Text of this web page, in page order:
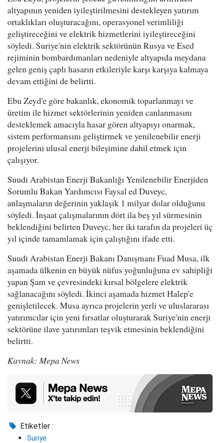
altyapının yeniden iyileştirilmesini destekleyen yatırım
ortaklıkları oluşturacağını, operasyonel verimliliği
geliştireceğini ve elektrik hizmetlerini iyileştireceğini
söyledi. Suriye'nin elektrik sektörünün Rusya ve Esed
rejiminin bombardımanları nedeniyle altyapıda meydana
gelen geniş çaplı hasarın etkileriyle karşı karşıya kalmaya
devam ettiğini de belirtti.
Ebu Zeyd'e göre bakanlık, ekonomik toparlanmayı ve
üretim ile hizmet sektörlerinin yeniden canlanmasını
desteklemek amacıyla hasar gören altyapıyı onarmak,
sistem performansını geliştirmek ve yenilenebilir enerji
projelerini ulusal enerji bileşimine dahil etmek için
çalışıyor.
Suudi Arabistan Enerji Bakanlığı Yenilenebilir Enerjiden
Sorumlu Bakan Yardımcısı Faysal ed Duveyc,
anlaşmaların değerinin yaklaşık 1 milyar dolar olduğunu
söyledi. İnşaat çalışmalarının dört ila beş yıl sürmesinin
beklendiğini belirten Duveyc, her iki tarafın da projeleri üç
yıl içinde tamamlamak için çalıştığını ifade etti.
Suudi Arabistan Enerji Bakanı Danışmanı Fuad Musa, ilk
aşamada ülkenin en büyük nüfus yoğunluğuna ev sahipliği
yapan Şam ve çevresindeki kırsal bölgelere elektrik
sağlanacağını söyledi. İkinci aşamada hizmet Halep'e
genişletilecek. Musa ayrıca projelerin yerli ve uluslararası
yatırımcılar için yeni fırsatlar oluşturarak Suriye'nin enerji
sektörüne ilave yatırımları teşvik etmesinin beklendiğini
belirtti.
Kaynak: Mepa News
Etiketler :
Suriye